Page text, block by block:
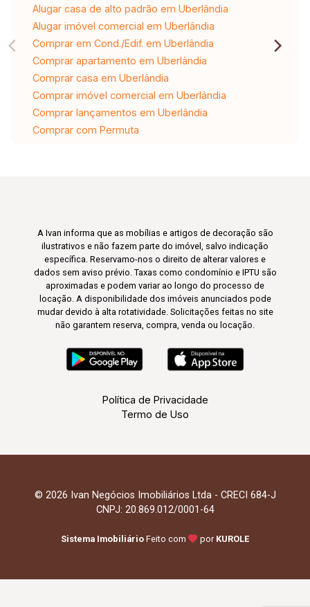
Alugar casa de alto padrão em Uberlândia
Alugar imóvel comercial em Uberlândia
Comprar em Cond./Edif. em Uberlândia
Comprar apartamento em Uberlândia
Comprar casa em Uberlândia
Comprar imóvel comercial em Uberlândia
Comprar lançamentos em Uberlândia
Comprar com Permuta
A Ivan informa que as mobílias e artigos de decoração são
ilustrativos e não fazem parte do imóvel, salvo indicação
específica. Reservamo-nos o direito de alterar valores e
dados sem aviso prévio. Taxas como condomínio e IPTU são
aproximadas e podem variar ao longo do processo de
locação. A disponibilidade dos imóveis anunciados pode
mudar devido à alta rotatividade. Solicitações feitas no site
não garantem reserva, compra, venda ou locação.
Política de Privacidade
Termo de Uso
© 2026 Ivan Negócios Imobiliários Ltda - CRECI 684-J
CNPJ: 20.869.012/0001-64
Sistema Imobiliário Feito com por KUROLE